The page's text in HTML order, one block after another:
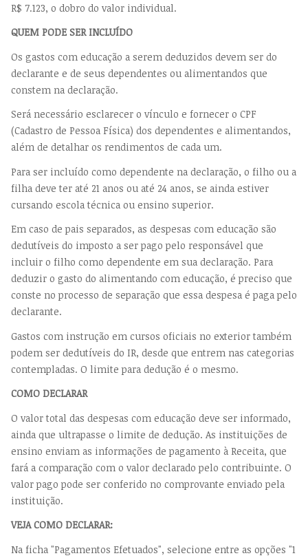
R$ 7.123, o dobro do valor individual.
QUEM PODE SER INCLUÍDO
Os gastos com educação a serem deduzidos devem ser do
declarante e de seus dependentes ou alimentandos que
constem na declaração.
Será necessário esclarecer o vínculo e fornecer o CPF
(Cadastro de Pessoa Física) dos dependentes e alimentandos,
além de detalhar os rendimentos de cada um.
Para ser incluído como dependente na declaração, o filho ou a
filha deve ter até 21 anos ou até 24 anos, se ainda estiver
cursando escola técnica ou ensino superior.
Em caso de pais separados, as despesas com educação são
dedutíveis do imposto a ser pago pelo responsável que
incluir o filho como dependente em sua declaração. Para
deduzir o gasto do alimentando com educação, é preciso que
conste no processo de separação que essa despesa é paga pelo
declarante.
Gastos com instrução em cursos oficiais no exterior também
podem ser dedutíveis do IR, desde que entrem nas categorias
contempladas. O limite para dedução é o mesmo.
COMO DECLARAR
O valor total das despesas com educação deve ser informado,
ainda que ultrapasse o limite de dedução. As instituições de
ensino enviam as informações de pagamento à Receita, que
fará a comparação com o valor declarado pelo contribuinte. O
valor pago pode ser conferido no comprovante enviado pela
instituição.
VEJA COMO DECLARAR:
Na ficha "Pagamentos Efetuados", selecione entre as opções "1